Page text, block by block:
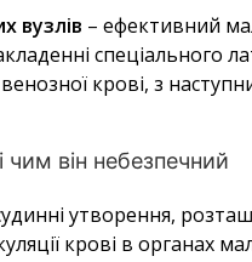
вузлів – ефективний
спеціального
крові, з
він небезпечний
утворення,
крові в органах